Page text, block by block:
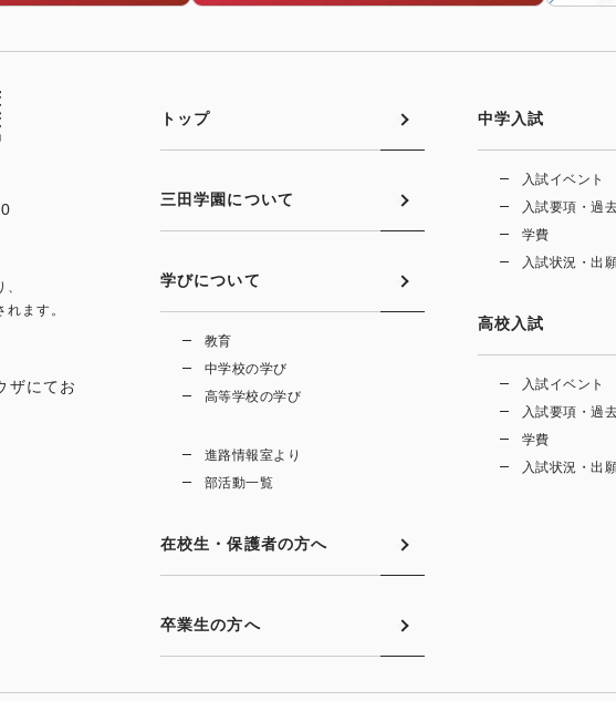
れます。
ザにてお
トップ
三田学園について
学びについて
教育
中学校の学び
高等学校の学び
進路情報室より
部活動一覧
在校生・保護者の方へ
卒業生の方へ
中学入試
入試イベント
入試要項・過
学費
入試状況・出
高校入試
入試イベント
入試要項・過
学費
入試状況・出